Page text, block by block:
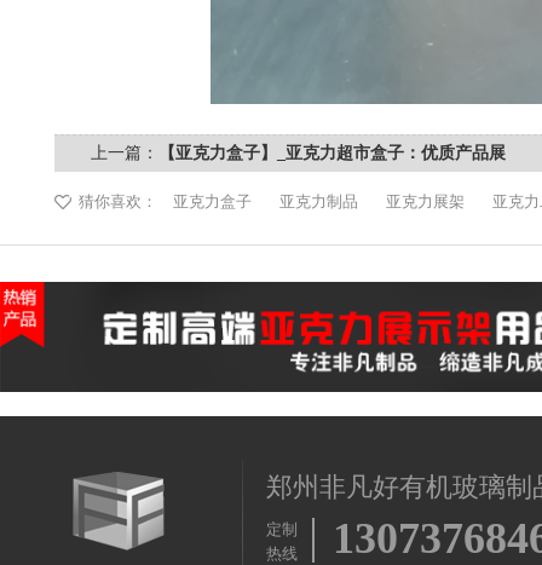
上一篇：
【亚克力盒子】_亚克力超市盒子：优质产品展
示的理想选择—郑州非凡
猜你喜欢： 亚克力盒子 亚克力制品 亚克力展架 亚克
郑州非凡好有机玻璃制
定制
热线